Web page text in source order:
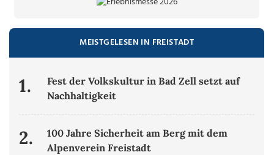
MEISTGELESEN IN FREISTADT
1.
Fest der Volkskultur in Bad Zell setzt auf
Nachhaltigkeit
2.
100 Jahre Sicherheit am Berg mit dem
Alpenverein Freistadt